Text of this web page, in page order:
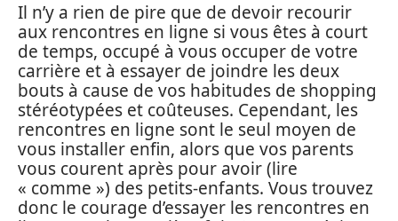
Il n’y a rien de pire que de devoir recourir
aux rencontres en ligne si vous êtes à court
de temps, occupé à vous occuper de votre
carrière et à essayer de joindre les deux
bouts à cause de vos habitudes de shopping
stéréotypées et coûteuses. Cependant, les
rencontres en ligne sont le seul moyen de
vous installer enfin, alors que vos parents
vous courent après pour avoir (lire
« comme ») des petits-enfants. Vous trouvez
donc le courage d’essayer les rencontres en